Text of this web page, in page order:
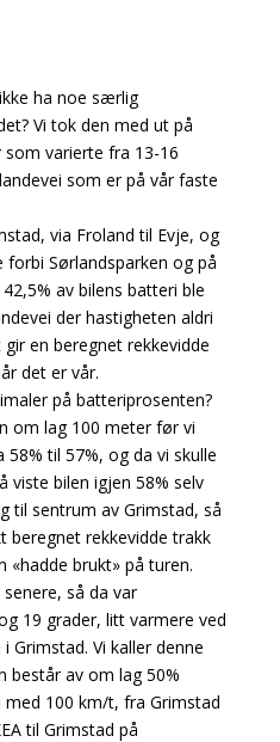
ha noe særlig
Vi tok den med ut på
varierte fra 13-16
som er på vår faste
via Froland til Evje, og
Sørlandsparken og på
av bilens batteri ble
der hastigheten aldri
en beregnet rekkevidde
det er vår.
på batteriprosenten?
om lag 100 meter før vi
til 57%, og da vi skulle
bilen igjen 58% selv
til sentrum av Grimstad, så
rekkevidde trakk
«hadde brukt» på turen.
så da var
19 grader, litt varmere ved
Grimstad. Vi kaller denne
består av om lag 50%
100 km/t, fra Grimstad
til Grimstad på